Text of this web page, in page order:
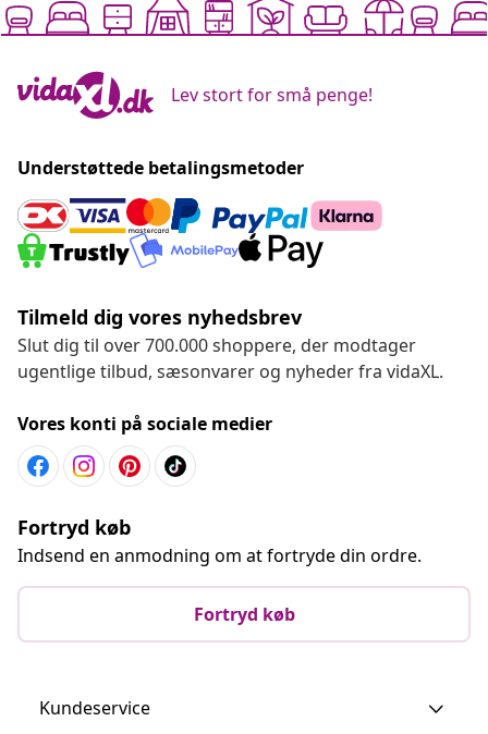
Lev stort for små penge!
Understøttede betalingsmetoder
Tilmeld dig vores nyhedsbrev
Slut dig til over 700.000 shoppere, der modtager
ugentlige tilbud, sæsonvarer og nyheder fra vidaXL.
Vores konti på sociale medier
Fortryd køb
Indsend en anmodning om at fortryde din ordre.
Fortryd køb
Kundeservice